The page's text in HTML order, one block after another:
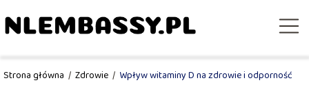
Strona główna / Zdrowie / Wpływ witaminy D na zdrowie i odporność